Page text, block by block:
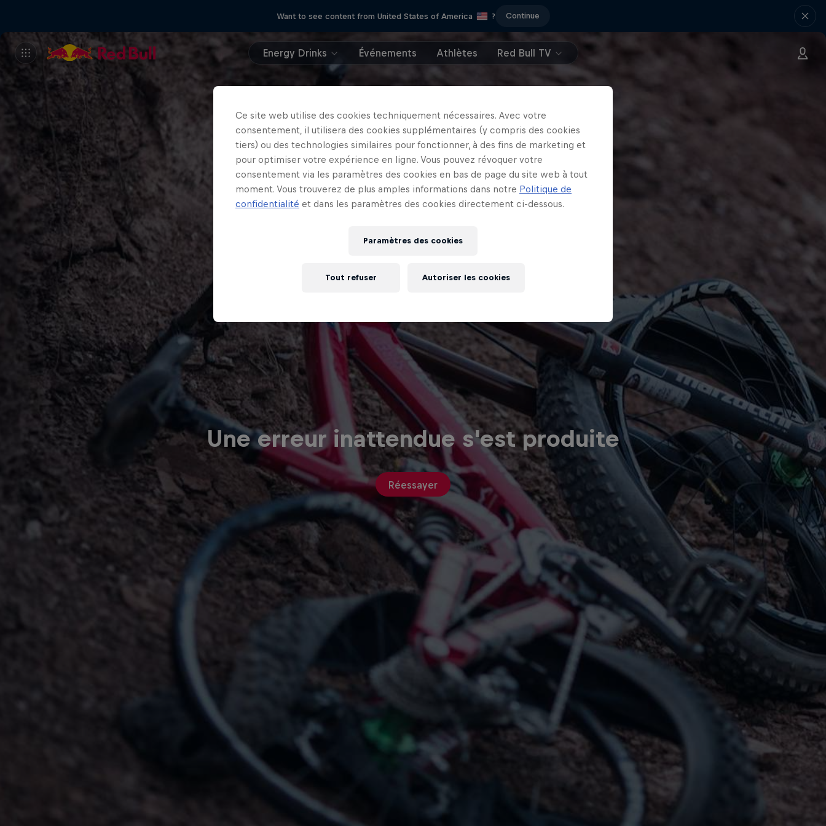
Want to see content from United States of America ? Continue
Energy Drinks Événements Athlètes Red Bull TV
Une erreur inattendue s'est produite
Réessayer
Ce site web utilise des cookies techniquement nécessaires. Avec votre
consentement, il utilisera des cookies supplémentaires (y compris des cookies
tiers) ou des technologies similaires pour fonctionner, à des fins de marketing et
pour optimiser votre expérience en ligne. Vous pouvez révoquer votre
consentement via les paramètres des cookies en bas de page du site web à tout
moment. Vous trouverez de plus amples informations dans notre Politique de
confidentialité et dans les paramètres des cookies directement ci-dessous.
Paramètres des cookies
Tout refuser Autoriser les cookies